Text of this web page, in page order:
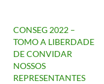
CONSEG 2022 –
TOMO A LIBERDADE
DE CONVIDAR
NOSSOS
REPRESENTANTES